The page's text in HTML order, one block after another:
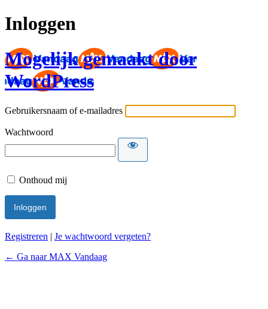
Inloggen
Mogelijk gemaakt door
WordPress
Gebruikersnaam of e-mailadres
Wachtwoord
Onthoud mij
Registreren | Je wachtwoord vergeten?
← Ga naar MAX Vandaag